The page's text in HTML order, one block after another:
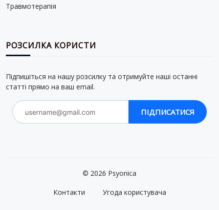
Травмотерапія
РОЗСИЛКА КОРИСТИ
Підпишіться на нашу розсилку та отримуйте наші останні
статті прямо на ваш email.
ПІДПИСАТИСЯ
© 2026 Psyonica
Контакти Угода користувача